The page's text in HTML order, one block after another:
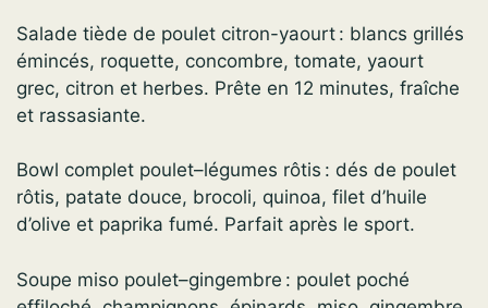
Salade tiède de poulet citron-yaourt : blancs grillés
émincés, roquette, concombre, tomate, yaourt
grec, citron et herbes. Prête en 12 minutes, fraîche
et rassasiante.
Bowl complet poulet–légumes rôtis : dés de poulet
rôtis, patate douce, brocoli, quinoa, filet d’huile
d’olive et paprika fumé. Parfait après le sport.
Soupe miso poulet–gingembre : poulet poché